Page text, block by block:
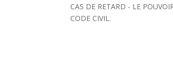
CAS DE RETARD - LE
CODE CIVIL.